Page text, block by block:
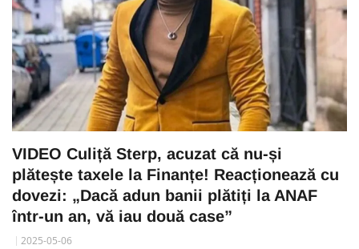
VIDEO Culiță Sterp, acuzat că nu-și
plătește taxele la Finanțe! Reacționează cu
dovezi: „Dacă adun banii plătiți la ANAF
într-un an, vă iau două case”
2025-05-06